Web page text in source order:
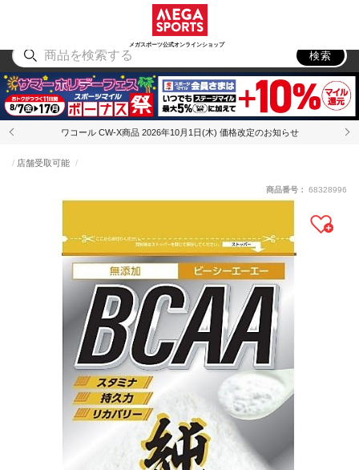
メガスポーツ公式オンラインショップ
アウトドア
検索
ワコール CW-X商品 2026年10月1日(木) 価格改定のお知らせ
店舗受取可能
商品番号： 68328996